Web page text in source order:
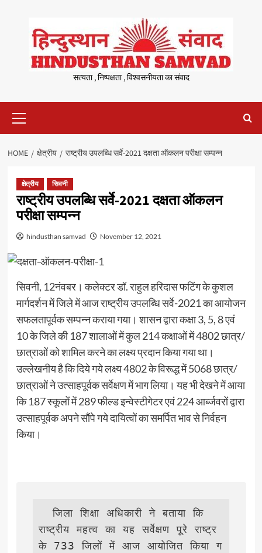
content
सत्यता , निष्पक्षता , विश्वसनीयता का संवाद
Menu
HOME क्षेत्रीय राष्ट्रीय उपलब्धि सर्वे-2021 दक्षता ऑकलन परीक्षा सम्पन्न
क्षेत्रीय सिवनी
राष्ट्रीय उपलब्धि सर्वे-2021 दक्षता ऑकलन
परीक्षा सम्पन्न
hindusthan samvad November 12, 2021
सिवनी, 12नंवबर। कलेक्टर डॉ. राहुल हरिदास फटिंग के कुशल
मार्गदर्शन में जिले में आज राष्ट्रीय उपलब्धि सर्वे-2021 का आयोजन
सफलतापूर्वक सम्पन्न कराया गया। शासन द्वारा कक्षा 3, 5, 8 एवं
10 के जिले की 187 शालाओं में कुल 214 कक्षाओं में 4802 छात्र/
छात्राओं को शामिल करने का लक्ष्य प्रदान किया गया था।
उल्लेखनीय है कि दिये गये लक्ष्य 4802 के विरूद्ध में 5068 छात्र/
छात्राओं ने उत्साहपूर्वक सर्वेक्षण में भाग लिया। यह भी देखने में आया
कि 187 स्कूलों में 289 फील्ड इन्वेस्टीगेटर एवं 224 आर्ब्जवरों द्वारा
उत्साहपूर्वक अपने सौंपे गये दायित्वों का समर्पित भाव से निर्वहन
किया।
  जिला शिक्षा अधिकारी ने बताया कि
राष्ट्रीय महत्व का यह सर्वेक्षण पूरे राष्ट्र
के 733 जिलों में आज आयोजित किया ग